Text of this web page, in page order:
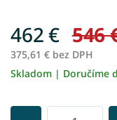
546
462 €
375,61 € bez DPH
Jednotková
Skladom | Doručíme